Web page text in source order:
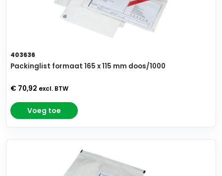
403636
Packinglist formaat 165 x 115 mm doos/1000
€ 70,92 excl. BTW
Voeg toe